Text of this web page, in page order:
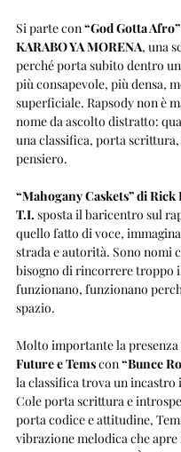
Si parte con “God Gotta
KARABO YA MORENA, una
perché porta subito dentro
più consapevole, più densa,
superficiale. Rapsody non è
nome da ascolto distratto:
una classifica, porta
pensiero.
“Mahogany Caskets” di Rick
T.I. sposta il baricentro sul
quello fatto di voce,
strada e autorità. Sono nomi
bisogno di rincorrere troppo
funzionano, funzionano
spazio.
Molto importante la
Future e Tems con “Bunce
la classifica trova un incastro
Cole porta scrittura e
porta codice e attitudine,
vibrazione melodica che